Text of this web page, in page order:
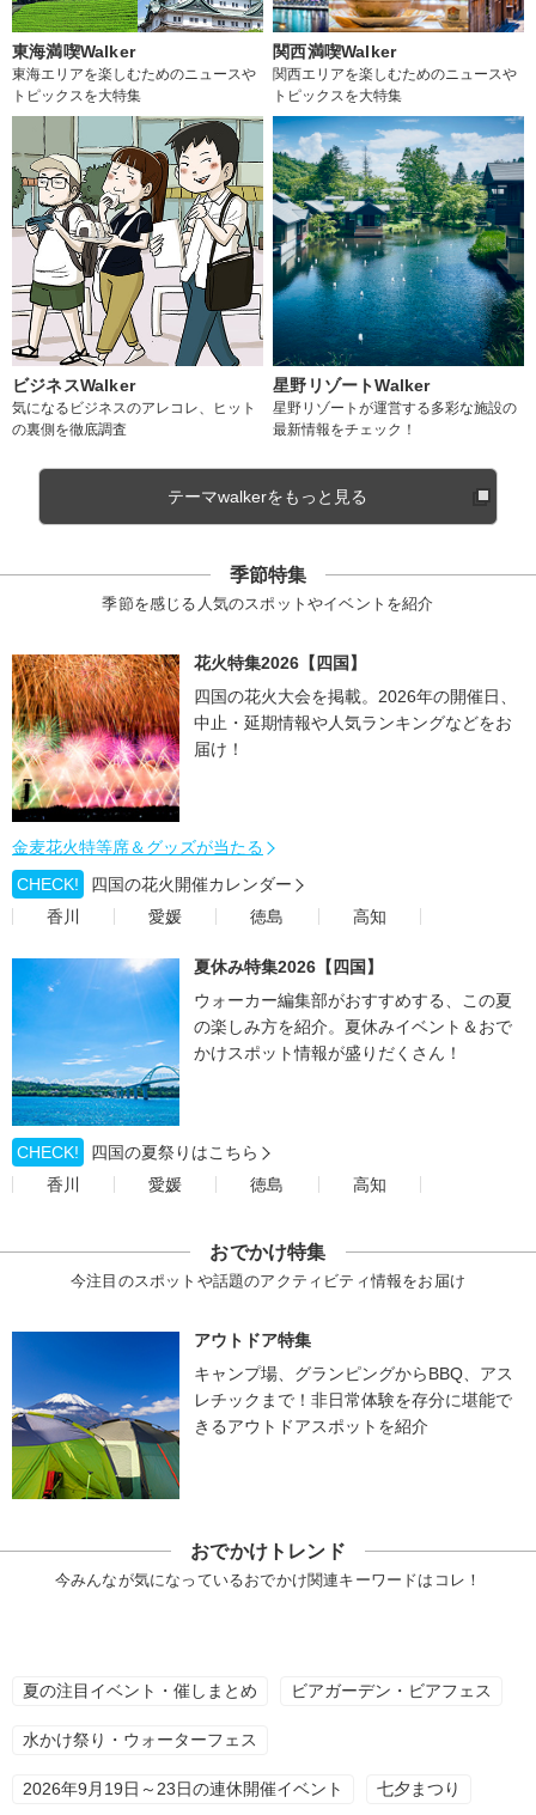
東海満喫Walker
東海エリアを楽しむためのニュースや
トピックスを大特集
関西満喫Walker
関西エリアを楽しむためのニュースや
トピックスを大特集
ビジネスWalker
気になるビジネスのアレコレ、ヒット
の裏側を徹底調査
星野リゾートWalker
星野リゾートが運営する多彩な施設の
最新情報をチェック！
テーマwalkerをもっと見る
季節特集
季節を感じる人気のスポットやイベントを紹介
花火特集2026【四国】
四国の花火大会を掲載。2026年の開催日、
中止・延期情報や人気ランキングなどをお
届け！
金麦花火特等席＆グッズが当たる
CHECK!
四国の花火開催カレンダー
香川
愛媛 徳島 高知
夏休み特集2026【四国】
ウォーカー編集部がおすすめする、この夏
の楽しみ方を紹介。夏休みイベント＆おで
かけスポット情報が盛りだくさん！
CHECK!
四国の夏祭りはこちら
香川
愛媛 徳島 高知
おでかけ特集
今注目のスポットや話題のアクティビティ情報をお届け
アウトドア特集
キャンプ場、グランピングからBBQ、アス
レチックまで！非日常体験を存分に堪能で
きるアウトドアスポットを紹介
おでかけトレンド
今みんなが気になっているおでかけ関連キーワードはコレ！
夏の注目イベント・催しまとめ ビアガーデン・ビアフェス
水かけ祭り・ウォーターフェス
2026年9月19日～23日の連休開催イベント 七夕まつり